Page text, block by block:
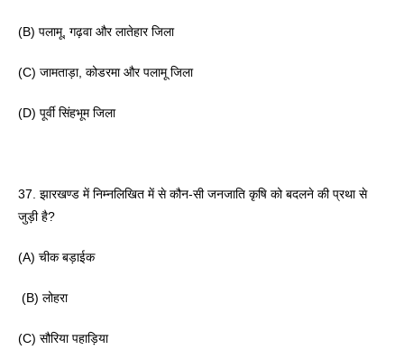
(B) पलामू, गढ़वा और लातेहार जिला
(C) जामताड़ा, कोडरमा और पलामू जिला
(D) पूर्वी सिंहभूम जिला
37. झारखण्ड में निम्नलिखित में से कौन-सी जनजाति कृषि को बदलने की प्रथा से
जुड़ी है?
(A) चीक बड़ाईक
(B) लोहरा
(C) सौरिया पहाड़िया